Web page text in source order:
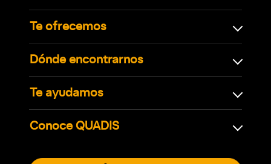
Te ofrecemos
Dónde encontrarnos
Te ayudamos
Conoce QUADIS